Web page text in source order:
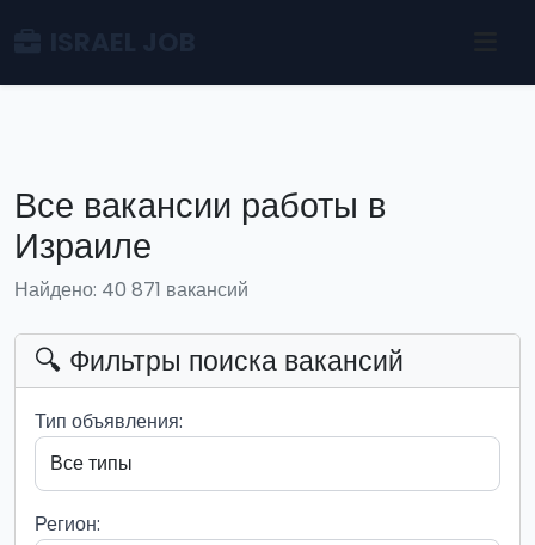
Все вакансии работы в
Израиле
Найдено: 40 871 вакансий
🔍 Фильтры поиска вакансий
Тип объявления:
Регион: